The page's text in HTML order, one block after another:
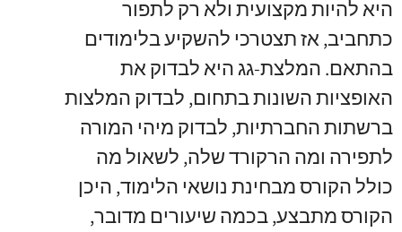
היא להיות מקצועית ולא רק לתפור
כתחביב, אז תצטרכי להשקיע בלימודים
בהתאם. המלצת-גג היא לבדוק את
האופציות השונות בתחום, לבדוק המלצות
ברשתות החברתיות, לבדוק מיהי המורה
לתפירה ומה הרקורד שלה, לשאול מה
כולל הקורס מבחינת נושאי הלימוד, היכן
הקורס מתבצע, בכמה שיעורים מדובר,